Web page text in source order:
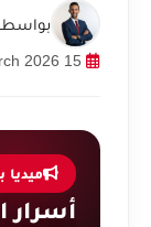
ميديا
أسرار